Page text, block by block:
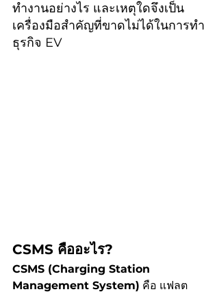
ทำงานอย่างไร และเหตุใดจึงเป็น
เครื่องมือสำคัญที่ขาดไม่ได้ในการทำ
ธุรกิจ EV
CSMS คืออะไร?
CSMS (Charging Station
Management System) คือ แฟลต